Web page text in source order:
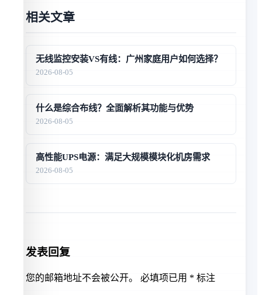
相关文章
无线监控安装VS有线：广州家庭用户如何选择？
2026-08-05
什么是综合布线？全面解析其功能与优势
2026-08-05
高性能UPS电源：满足大规模模块化机房需求
2026-08-05
发表回复
您的邮箱地址不会被公开。 必填项已用 * 标注